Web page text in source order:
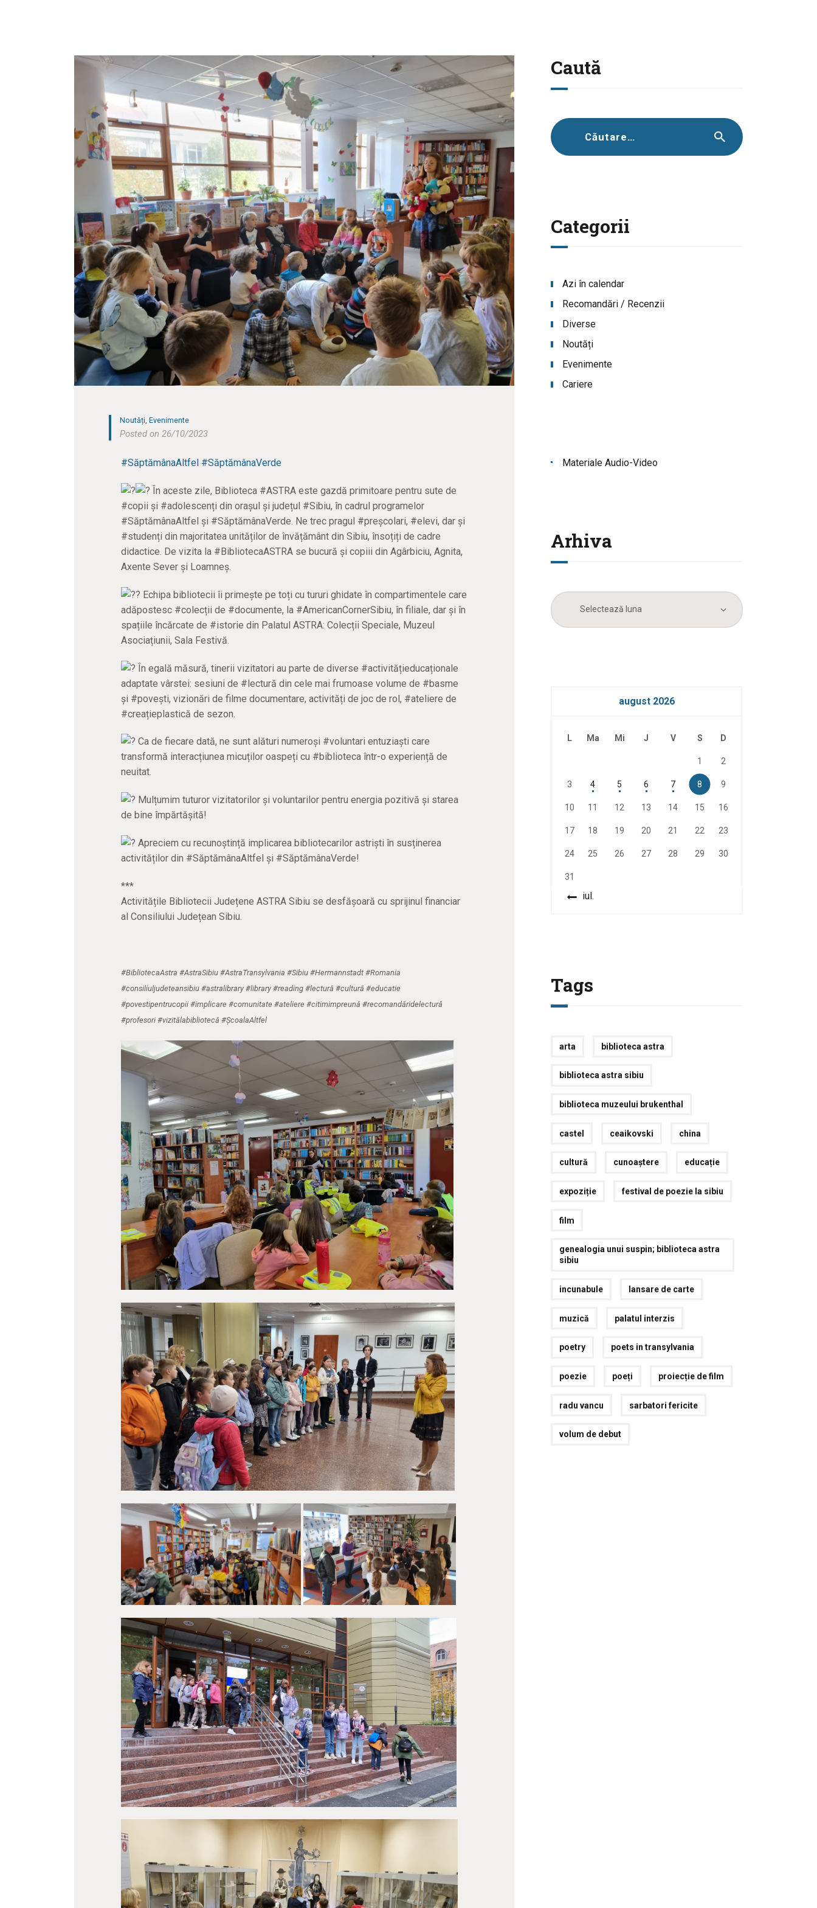
Noutăți,Evenimente
Posted on 26/10/2023
#SăptămânaAltfel #SăptămânaVerde
În aceste zile, Biblioteca #ASTRA este gazdă primitoare pentru sute de
#copii și #adolescenți din orașul și județul #Sibiu, în cadrul programelor
#SăptămânaAltfel și #SăptămânaVerde. Ne trec pragul #preșcolari, #elevi, dar și
#studenți din majoritatea unităților de învățământ din Sibiu, însoțiți de cadre
didactice. De vizita la #BibliotecaASTRA se bucură și copiii din Agârbiciu, Agnita,
Axente Sever și Loamneș.
Echipa bibliotecii îi primește pe toți cu tururi ghidate în compartimentele care
adăpostesc #colecții de #documente, la #AmericanCornerSibiu, în filiale, dar și în
spațiile încărcate de #istorie din Palatul ASTRA: Colecții Speciale, Muzeul
Asociațiunii, Sala Festivă.
În egală măsură, tinerii vizitatori au parte de diverse #activitățieducaționale
adaptate vârstei: sesiuni de #lectură din cele mai frumoase volume de #basme
și #povești, vizionări de filme documentare, activități de joc de rol, #ateliere de
#creațieplastică de sezon.
Ca de fiecare dată, ne sunt alături numeroși #voluntari entuziaști care
transformă interacțiunea micuților oaspeți cu #biblioteca într-o experiență de
neuitat.
Mulțumim tuturor vizitatorilor și voluntarilor pentru energia pozitivă și starea
de bine împărtășită!
Apreciem cu recunoștință implicarea bibliotecarilor astriști în susținerea
activităților din #SăptămânaAltfel și #SăptămânaVerde!
***
Activitățile Bibliotecii Județene ASTRA Sibiu se desfășoară cu sprijinul financiar
al Consiliului Județean Sibiu.
#BibliotecaAstra #AstraSibiu #AstraTransylvania #Sibiu #Hermannstadt #Romania
#consiliuljudeteansibiu #astralibrary #library #reading #lectură #cultură #educatie
#povestipentrucopii #implicare #comunitate #ateliere #citimimpreună #recomandăridelectură
#profesori #vizitălabibliotecă #ȘcoalaAltfel
Caută
Caută
după:
Categorii
Azi în calendar
Recomandări / Recenzii
Diverse
Noutăți
Evenimente
Cariere
Materiale Audio-Video
Arhiva
Arhiva
august 2026
L Ma Mi J V S D
1 2
3 4 5 6 7 8 9
10 11 12 13 14 15 16
17 18 19 20 21 22 23
24 25 26 27 28 29 30
31
« iul.
Tags
arta biblioteca astra
biblioteca astra sibiu
biblioteca muzeului brukenthal
castel ceaikovski china
cultură cunoaștere educație
expoziție festival de poezie la sibiu
film
genealogia unui suspin; biblioteca astra
sibiu
incunabule lansare de carte
muzică palatul interzis
poetry poets in transylvania
poezie poeți proiecție de film
radu vancu sarbatori fericite
volum de debut